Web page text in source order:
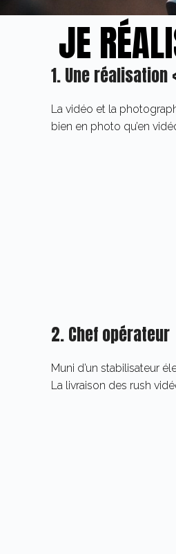
JE
1. Une
La vidéo et la
bien en photo qu’en
2. Chef opérateur
Muni d’un stabilisateur
La livraison des rush